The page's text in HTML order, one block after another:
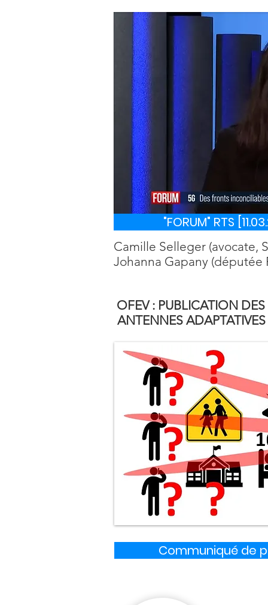
"FORUM" RTS
Camille Selleger (avocate,
Johanna Gapany (députée
OFEV : PUBLICATION
ANTENNES
Communiqué de